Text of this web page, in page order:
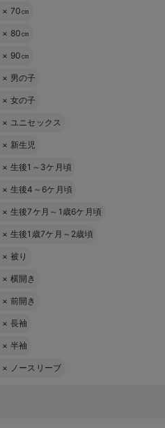
× 70㎝
× 80㎝
× 90㎝
× 男の子
× 女の子
× ユニセックス
× 新生児
× 生後1～3ケ月頃
× 生後4～6ケ月頃
× 生後7ケ月～1歳6ケ月頃
× 生後1歳7ケ月～2歳頃
× 被り
× 横開き
× 前開き
× 長袖
× 半袖
× ノースリーブ